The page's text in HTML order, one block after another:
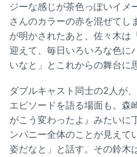
ジーな感じが茶色っぽいイメ
さんのカラーの赤を混ぜてし
が明かされたあと、佐々木は
迎えて、毎日いろいろな色に
いなと」とこれからの舞台に
ダブルキャスト同士の2人が
エピソードを語る場面も。森
がこう変わったよ』みたいに
ンパニー全体のことが見えて
姿だなと」と話す。その鈴木